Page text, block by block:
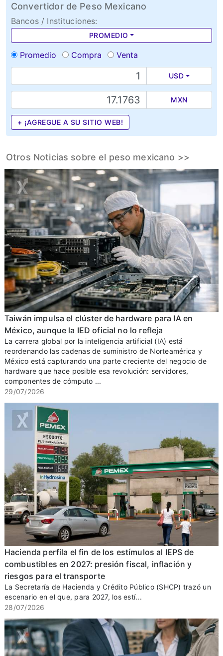
Convertidor de Peso Mexicano
Bancos / Instituciones:
PROMEDIO
Promedio Compra Venta
USD
MXN
+ ¡AGREGUE A SU SITIO WEB!
Otros Noticias sobre el peso mexicano >>
Taiwán impulsa el clúster de hardware para IA en
México, aunque la IED oficial no lo refleja
La carrera global por la inteligencia artificial (IA) está
reordenando las cadenas de suministro de Norteamérica y
México está capturando una parte creciente del negocio de
hardware que hace posible esa revolución: servidores,
componentes de cómputo ...
29/07/2026
Hacienda perfila el fin de los estímulos al IEPS de
combustibles en 2027: presión fiscal, inflación y
riesgos para el transporte
La Secretaría de Hacienda y Crédito Público (SHCP) trazó un
escenario en el que, para 2027, los estí...
28/07/2026